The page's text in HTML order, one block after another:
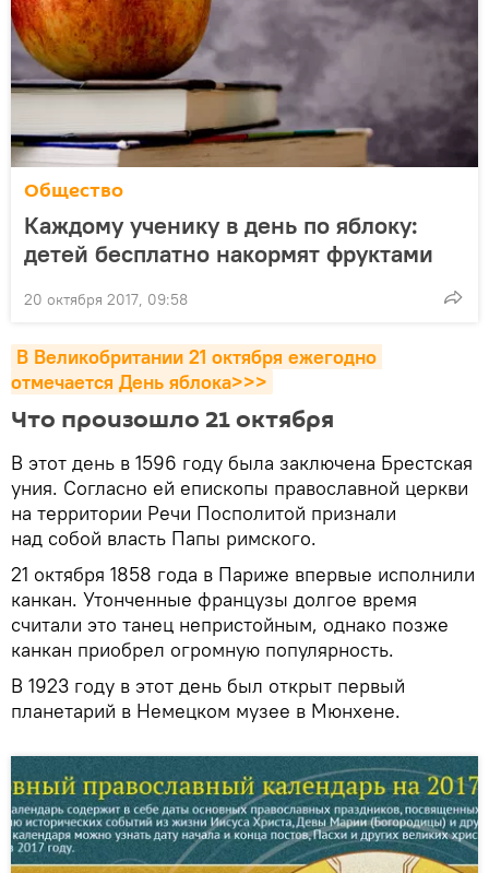
Общество
Каждому ученику в день по яблоку:
детей бесплатно накормят фруктами
20 октября 2017, 09:58
В Великобритании 21 октября ежегодно
отмечается День яблока>>>
Что произошло 21 октября
В этот день в 1596 году была заключена Брестская
уния. Согласно ей епископы православной церкви
на территории Речи Посполитой признали
над собой власть Папы римского.
21 октября 1858 года в Париже впервые исполнили
канкан. Утонченные французы долгое время
считали это танец непристойным, однако позже
канкан приобрел огромную популярность.
В 1923 году в этот день был открыт первый
планетарий в Немецком музее в Мюнхене.